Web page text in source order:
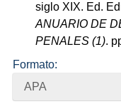
siglo XIX. Ed.
ANUARIO DE
PENALES (1).
Formato:
APA